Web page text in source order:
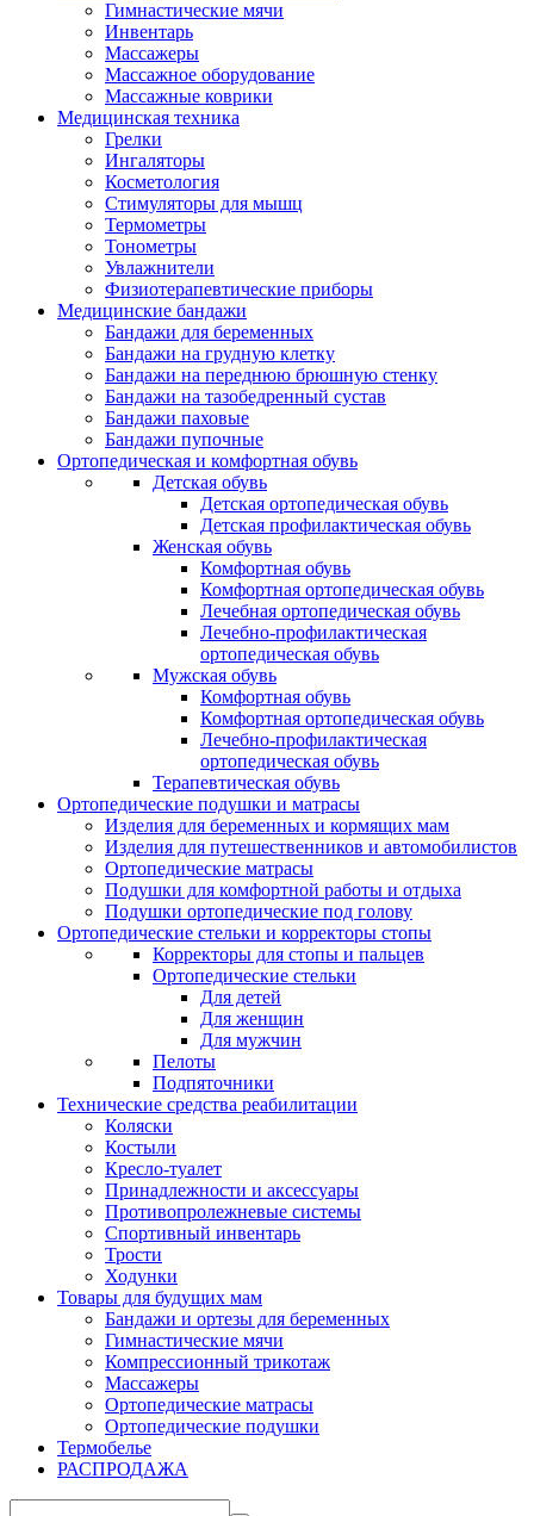
Гимнастические мячи
Инвентарь
Массажеры
Массажное оборудование
Массажные коврики
Медицинская техника
Грелки
Ингаляторы
Косметология
Стимуляторы для мышц
Термометры
Тонометры
Увлажнители
Физиотерапевтические приборы
Медицинские бандажи
Бандажи для беременных
Бандажи на грудную клетку
Бандажи на переднюю брюшную стенку
Бандажи на тазобедренный сустав
Бандажи паховые
Бандажи пупочные
Ортопедическая и комфортная обувь
Детская обувь
Детская ортопедическая обувь
Детская профилактическая обувь
Женская обувь
Комфортная обувь
Комфортная ортопедическая обувь
Лечебная ортопедическая обувь
Лечебно-профилактическая
ортопедическая обувь
Мужская обувь
Комфортная обувь
Комфортная ортопедическая обувь
Лечебно-профилактическая
ортопедическая обувь
Терапевтическая обувь
Ортопедические подушки и матрасы
Изделия для беременных и кормящих мам
Изделия для путешественников и автомобилистов
Ортопедические матрасы
Подушки для комфортной работы и отдыха
Подушки ортопедические под голову
Ортопедические стельки и корректоры стопы
Корректоры для стопы и пальцев
Ортопедические стельки
Для детей
Для женщин
Для мужчин
Пелоты
Подпяточники
Технические средства реабилитации
Коляски
Костыли
Кресло-туалет
Принадлежности и аксессуары
Противопролежневые системы
Спортивный инвентарь
Трости
Ходунки
Товары для будущих мам
Бандажи и ортезы для беременных
Гимнастические мячи
Компрессионный трикотаж
Массажеры
Ортопедические матрасы
Ортопедические подушки
Термобелье
РАСПРОДАЖА